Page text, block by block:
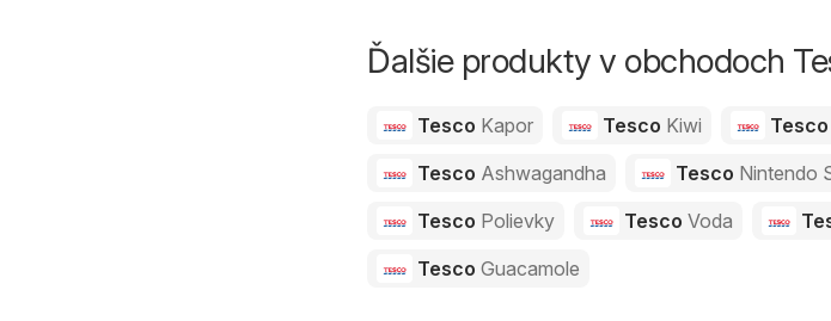
Ďalšie produkty v obchodoch
Tesco Kapor Tesco Kiwi Tesco
Tesco Ashwagandha Tesco Nintendo
Tesco Polievky Tesco Voda
Tesco Guacamole